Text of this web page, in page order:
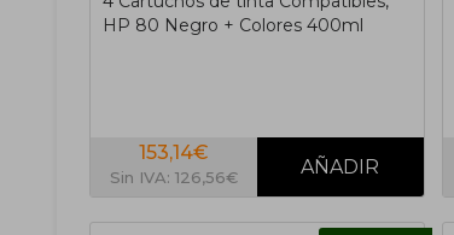
HP 80 Negro + Colores 400ml
153,14€
Sin IVA: 126,56€